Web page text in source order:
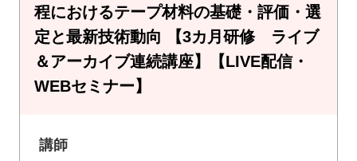
程におけるテープ材料の基礎・評価・選
定と最新技術動向 【3カ月研修 ライブ
＆アーカイブ連続講座】【LIVE配信・
WEBセミナー】
講師